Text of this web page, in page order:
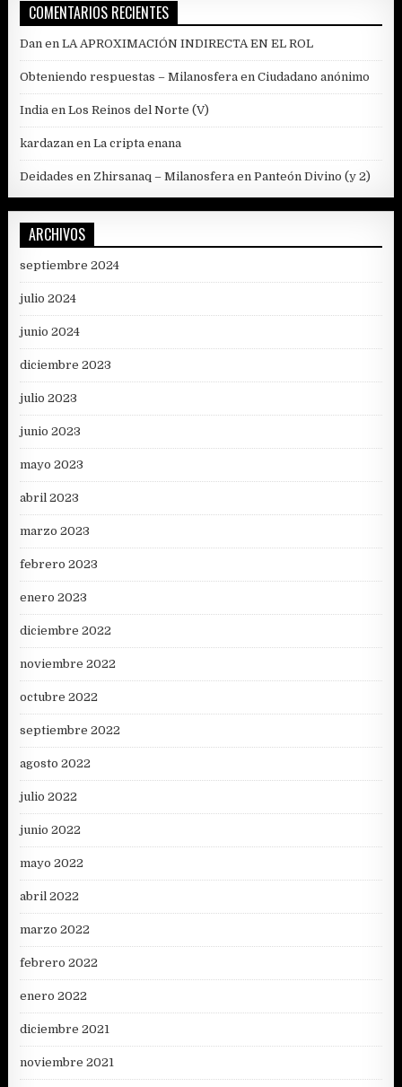
COMENTARIOS RECIENTES
Dan enLA APROXIMACIÓN INDIRECTA EN EL ROL
Obteniendo respuestas – Milanosfera enCiudadano anónimo
India enLos Reinos del Norte (V)
kardazan enLa cripta enana
Deidades en Zhirsanaq – Milanosfera enPanteón Divino (y 2)
ARCHIVOS
septiembre 2024
julio 2024
junio 2024
diciembre 2023
julio 2023
junio 2023
mayo 2023
abril 2023
marzo 2023
febrero 2023
enero 2023
diciembre 2022
noviembre 2022
octubre 2022
septiembre 2022
agosto 2022
julio 2022
junio 2022
mayo 2022
abril 2022
marzo 2022
febrero 2022
enero 2022
diciembre 2021
noviembre 2021